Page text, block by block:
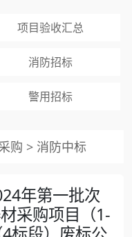
项目验收汇总
消防招标
警用招标
购 > 消防中标
年第一批次
采购项目（1-